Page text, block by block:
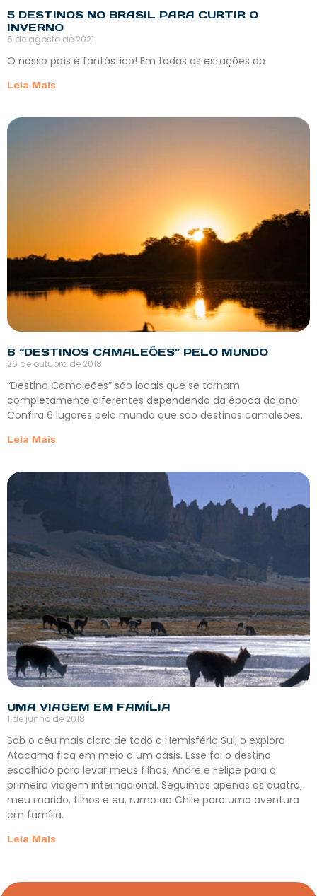
5 DESTINOS NO BRASIL PARA CURTIR O
INVERNO
5 de agosto de 2021
O nosso país é fantástico! Em todas as estações do
Leia Mais
6 “DESTINOS CAMALEÕES” PELO MUNDO
26 de outubro de 2018
“Destino Camaleões” são locais que se tornam
completamente diferentes dependendo da época do ano.
Confira 6 lugares pelo mundo que são destinos camaleões.
Leia Mais
UMA VIAGEM EM FAMÍLIA
1 de junho de 2018
Sob o céu mais claro de todo o Hemisfério Sul, o explora
Atacama fica em meio a um oásis. Esse foi o destino
escolhido para levar meus filhos, Andre e Felipe para a
primeira viagem internacional. Seguimos apenas os quatro,
meu marido, filhos e eu, rumo ao Chile para uma aventura
em família.
Leia Mais